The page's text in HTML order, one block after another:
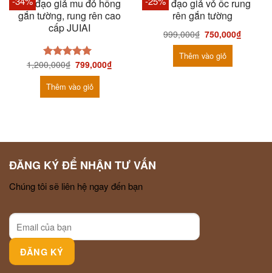
Âm đạo giả mu đỏ hồng
gắn tường, rung rên cao
cấp JUIAI
Được xếp
hạng5.005
sao
1,200,000₫ 799,000₫
Thêm vào giỏ
Âm đạo giả vỏ ốc rung
rên gắn tường
999,000₫ 750,000₫
Thêm vào giỏ
ĐĂNG KÝ ĐỂ NHẬN TƯ VẤN
Chúng tôi sẽ liên hệ ngay đến bạn